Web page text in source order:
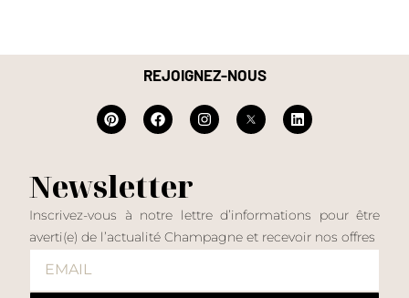
REJOIGNEZ-NOUS
Newsletter
Inscrivez-vous à notre lettre d’informations pour être
averti(e) de l’actualité Champagne et recevoir nos offres